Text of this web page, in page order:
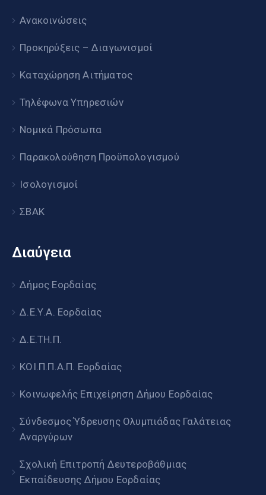
Ανακοινώσεις
Προκηρύξεις – Διαγωνισμοί
Καταχώρηση Αιτήματος
Τηλέφωνα Υπηρεσιών
Νομικά Πρόσωπα
Παρακολούθηση Προϋπολογισμού
Ισολογισμοί
ΣΒΑΚ
Διαύγεια
Δήμος Εορδαίας
Δ.Ε.Υ.Α. Εορδαίας
Δ.Ε.ΤΗ.Π.
ΚΟΙ.Π.Π.Α.Π. Εορδαίας
Κοινωφελής Επιχείρηση Δήμου Εορδαίας
Σύνδεσμος Ύδρευσης Ολυμπιάδας Γαλάτειας
Αναργύρων
Σχολική Επιτροπή Δευτεροβάθμιας
Εκπαίδευσης Δήμου Εορδαίας